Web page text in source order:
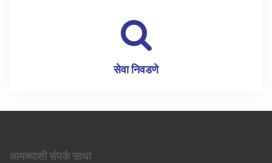
सेवा निवडणे
आमच्याशी संपर्क साधा